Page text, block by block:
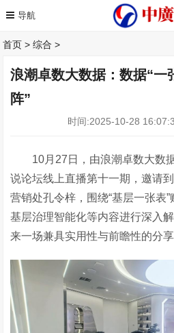
首页 >综合 >
浪潮卓数大数据：数据“一
阵”
时间:2025-10-28
10月 27 日，由浪潮卓数大数
说论坛线上直播第十一期，邀请
营销处孔令梓， 围绕“基层一张表
基层治理智能化等内容进行深入
来一场兼具实用性与前瞻性的分享